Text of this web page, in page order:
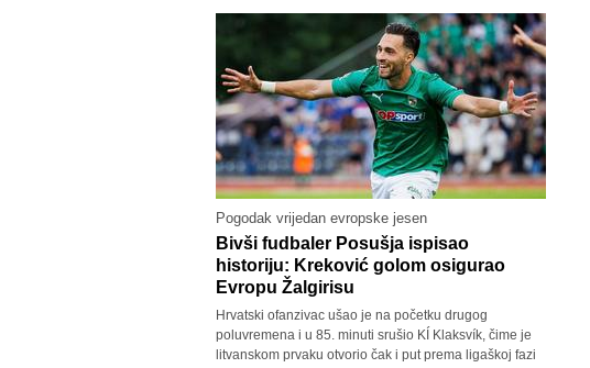
Pogodak vrijedan evropske jesen
Bivši fudbaler Posušja ispisao
historiju: Kreković golom osigurao
Evropu Žalgirisu
Hrvatski ofanzivac ušao je na početku drugog
poluvremena i u 85. minuti srušio KÍ Klaksvík, čime je
litvanskom prvaku otvorio čak i put prema ligaškoj fazi